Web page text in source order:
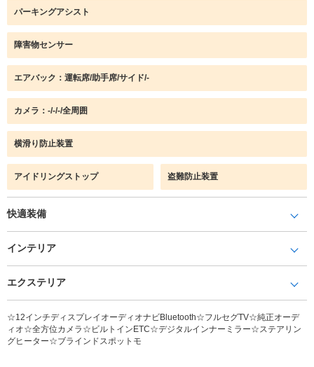
パーキングアシスト
障害物センサー
エアバック：運転席/助手席/サイド/-
カメラ：-/-/-/全周囲
横滑り防止装置
アイドリングストップ 盗難防止装置
快適装備
インテリア
エクステリア
☆12インチディスプレイオーディオナビBluetooth☆フルセグTV☆純正オーデ
ィオ☆全方位カメラ☆ビルトインETC☆デジタルインナーミラー☆ステアリン
グヒーター☆ブラインドスポットモ